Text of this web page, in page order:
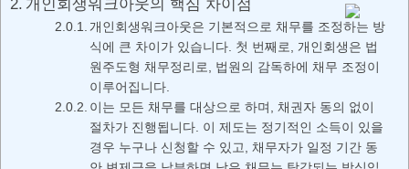
개인회생워크아웃의 핵심 차이점
개인회생워크아웃은 기본적으로 채무를 조정하는 방
식에 큰 차이가 있습니다. 첫 번째로, 개인회생은 법
원주도형 채무정리로, 법원의 감독하에 채무 조정이
이루어집니다.
이는 모든 채무를 대상으로 하며, 채권자 동의 없이
절차가 진행됩니다. 이 제도는 정기적인 소득이 있을
경우 누구나 신청할 수 있고, 채무자가 일정 기간 동